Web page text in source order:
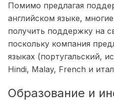
Помимо предлагая
английском языке,
получить поддержку на
поскольку компания
языках (португальский,
Hindi, Malay, French и
Образование и